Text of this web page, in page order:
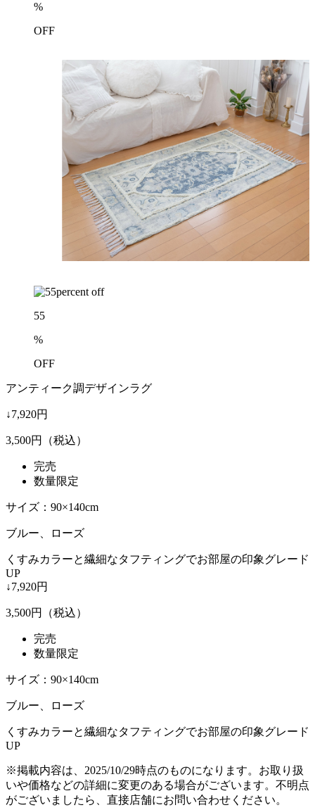
%
OFF
55
%
OFF
アンティーク調デザインラグ
↓7,920円
3,500円（税込）
完売
数量限定
サイズ：90×140cm
ブルー、ローズ
くすみカラーと繊細なタフティングでお部屋の印象グレード
UP
↓7,920円
3,500円（税込）
完売
数量限定
サイズ：90×140cm
ブルー、ローズ
くすみカラーと繊細なタフティングでお部屋の印象グレード
UP
※掲載内容は、2025/10/29時点のものになります。お取り扱
いや価格などの詳細に変更のある場合がございます。不明点
がございましたら、直接店舗にお問い合わせください。